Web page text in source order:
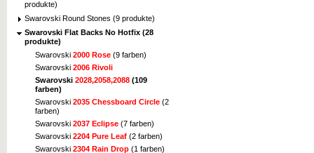
produkte)
Swarovski Round Stones (9 produkte)
Swarovski Flat Backs No Hotfix (28
produkte)
Swarovski 2000 Rose (9 farben)
Swarovski 2006 Rivoli
Swarovski 2028,2058,2088 (109
farben)
Swarovski 2035 Chessboard Circle (2
farben)
Swarovski 2037 Eclipse (7 farben)
Swarovski 2204 Pure Leaf (2 farben)
Swarovski 2304 Rain Drop (1 farben)